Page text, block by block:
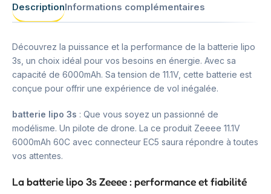
DescriptionInformations complémentaires
Découvrez la puissance et la performance de la batterie lipo
3s, un choix idéal pour vos besoins en énergie. Avec sa
capacité de 6000mAh. Sa tension de 11.1V, cette batterie est
conçue pour offrir une expérience de vol inégalée.
batterie lipo 3s : Que vous soyez un passionné de
modélisme. Un pilote de drone. La ce produit Zeeee 11.1V
6000mAh 60C avec connecteur EC5 saura répondre à toutes
vos attentes.
La batterie lipo 3s Zeeee : performance et fiabilité